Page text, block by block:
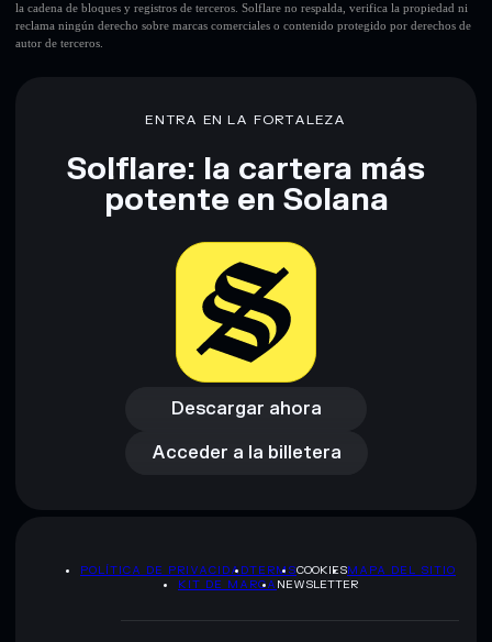
la cadena de bloques y registros de terceros. Solflare no respalda, verifica la propiedad ni
reclama ningún derecho sobre marcas comerciales o contenido protegido por derechos de
autor de terceros.
ENTRA EN LA FORTALEZA
Solflare: la cartera más
potente en Solana
Descargar ahora
Descargar ahora
Acceder a la billetera
Acceder a la billetera
POLÍTICA DE PRIVACIDADTERMSCOOKIESMAPA DEL SITIO
KIT DE MARCA NEWSLETTER